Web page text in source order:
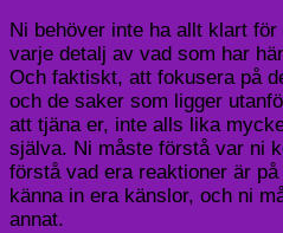
Ni behöver inte ha allt klart
varje detalj av vad som har
Och faktiskt, att fokusera på
och de saker som ligger
att tjäna er, inte alls lika
själva. Ni måste förstå var ni
förstå vad era reaktioner är
känna in era känslor, och ni
annat.